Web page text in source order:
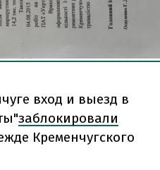
вход и выезд в
заблокировали
Кременчугского